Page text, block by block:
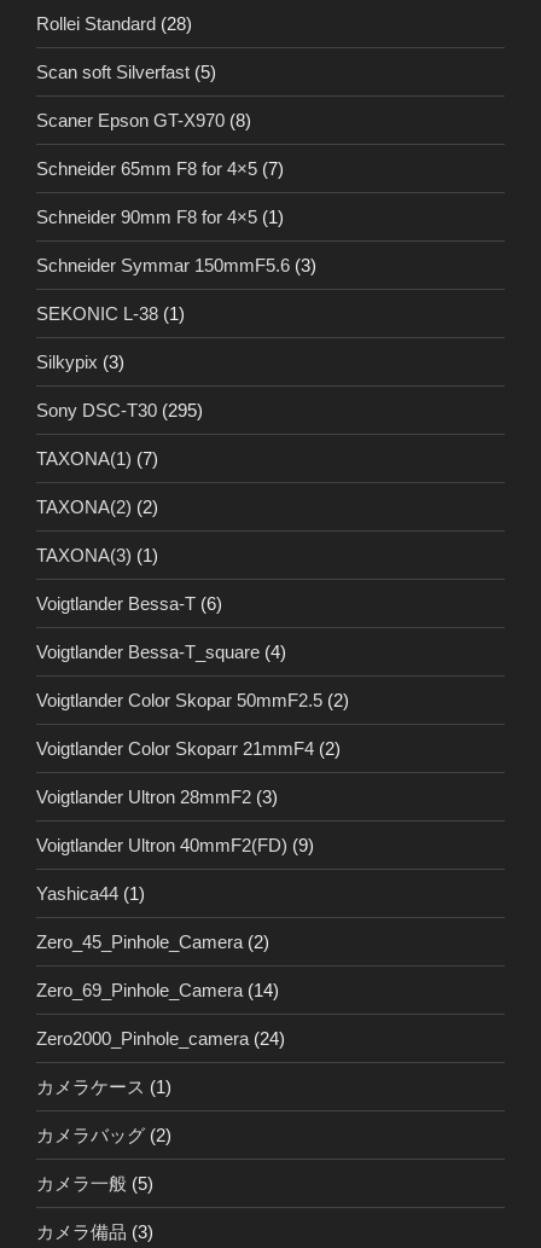
Rollei Standard (28)
Scan soft Silverfast (5)
Scaner Epson GT-X970 (8)
Schneider 65mm F8 for 4×5 (7)
Schneider 90mm F8 for 4×5 (1)
Schneider Symmar 150mmF5.6 (3)
SEKONIC L-38 (1)
Silkypix (3)
Sony DSC-T30 (295)
TAXONA(1) (7)
TAXONA(2) (2)
TAXONA(3) (1)
Voigtlander Bessa-T (6)
Voigtlander Bessa-T_square (4)
Voigtlander Color Skopar 50mmF2.5 (2)
Voigtlander Color Skoparr 21mmF4 (2)
Voigtlander Ultron 28mmF2 (3)
Voigtlander Ultron 40mmF2(FD) (9)
Yashica44 (1)
Zero_45_Pinhole_Camera (2)
Zero_69_Pinhole_Camera (14)
Zero2000_Pinhole_camera (24)
カメラケース (1)
カメラバッグ (2)
カメラ一般 (5)
カメラ備品 (3)